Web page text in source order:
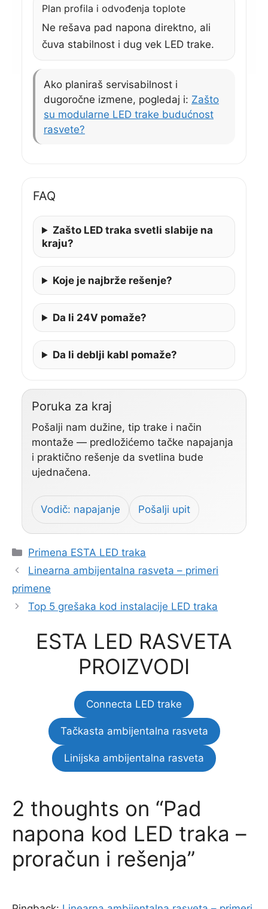
Plan profila i odvođenja toplote
Ne rešava pad napona direktno, ali
čuva stabilnost i dug vek LED trake.
Ako planiraš servisabilnost i
dugoročne izmene, pogledaj i: Zašto
su modularne LED trake budućnost
rasvete?
FAQ
Zašto LED traka svetli slabije na
kraju?
Koje je najbrže rešenje?
Da li 24V pomaže?
Da li deblji kabl pomaže?
Poruka za kraj
Pošalji nam dužine, tip trake i način
montaže — predložićemo tačke napajanja
i praktično rešenje da svetlina bude
ujednačena.
Vodič: napajanje Pošalji upit
Categories
Primena ESTA LED traka
Linearna ambijentalna rasveta – primeri
primene
Top 5 grešaka kod instalacije LED traka
ESTA LED RASVETA
PROIZVODI
Connecta LED trake
Tačkasta ambijentalna rasveta
Linijska ambijentalna rasveta
2 thoughts on “Pad
napona kod LED traka –
proračun i rešenja”